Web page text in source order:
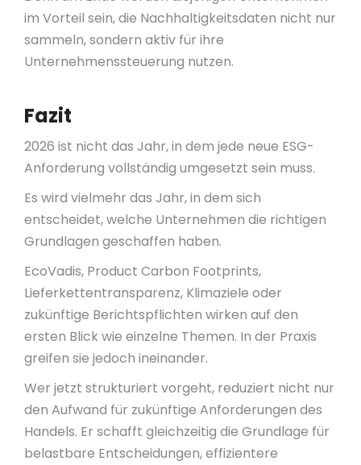
im Vorteil sein, die Nachhaltigkeitsdaten nicht nur
sammeln, sondern aktiv für ihre
Unternehmenssteuerung nutzen.
Fazit
2026 ist nicht das Jahr, in dem jede neue ESG-
Anforderung vollständig umgesetzt sein muss.
Es wird vielmehr das Jahr, in dem sich
entscheidet, welche Unternehmen die richtigen
Grundlagen geschaffen haben.
EcoVadis, Product Carbon Footprints,
Lieferkettentransparenz, Klimaziele oder
zukünftige Berichtspflichten wirken auf den
ersten Blick wie einzelne Themen. In der Praxis
greifen sie jedoch ineinander.
Wer jetzt strukturiert vorgeht, reduziert nicht nur
den Aufwand für zukünftige Anforderungen des
Handels. Er schafft gleichzeitig die Grundlage für
belastbare Entscheidungen, effizientere